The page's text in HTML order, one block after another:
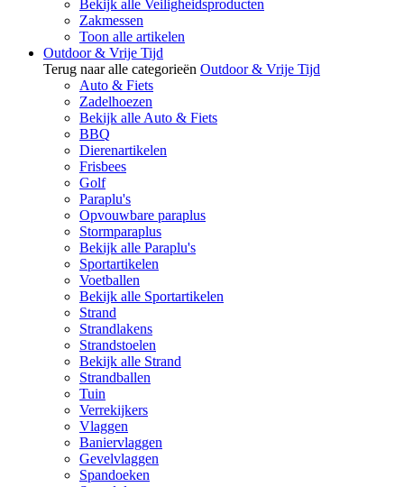
Bekijk alle Veiligheidsproducten
Zakmessen
Toon alle artikelen
Outdoor & Vrije Tijd
Terug naar alle categorieën Outdoor & Vrije Tijd
Auto & Fiets
Zadelhoezen
Bekijk alle Auto & Fiets
BBQ
Dierenartikelen
Frisbees
Golf
Paraplu's
Opvouwbare paraplus
Stormparaplus
Bekijk alle Paraplu's
Sportartikelen
Voetballen
Bekijk alle Sportartikelen
Strand
Strandlakens
Strandstoelen
Bekijk alle Strand
Strandballen
Tuin
Verrekijkers
Vlaggen
Baniervlaggen
Gevelvlaggen
Spandoeken